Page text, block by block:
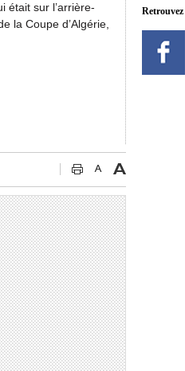
était sur l’arrière-
la Coupe d’Algérie,